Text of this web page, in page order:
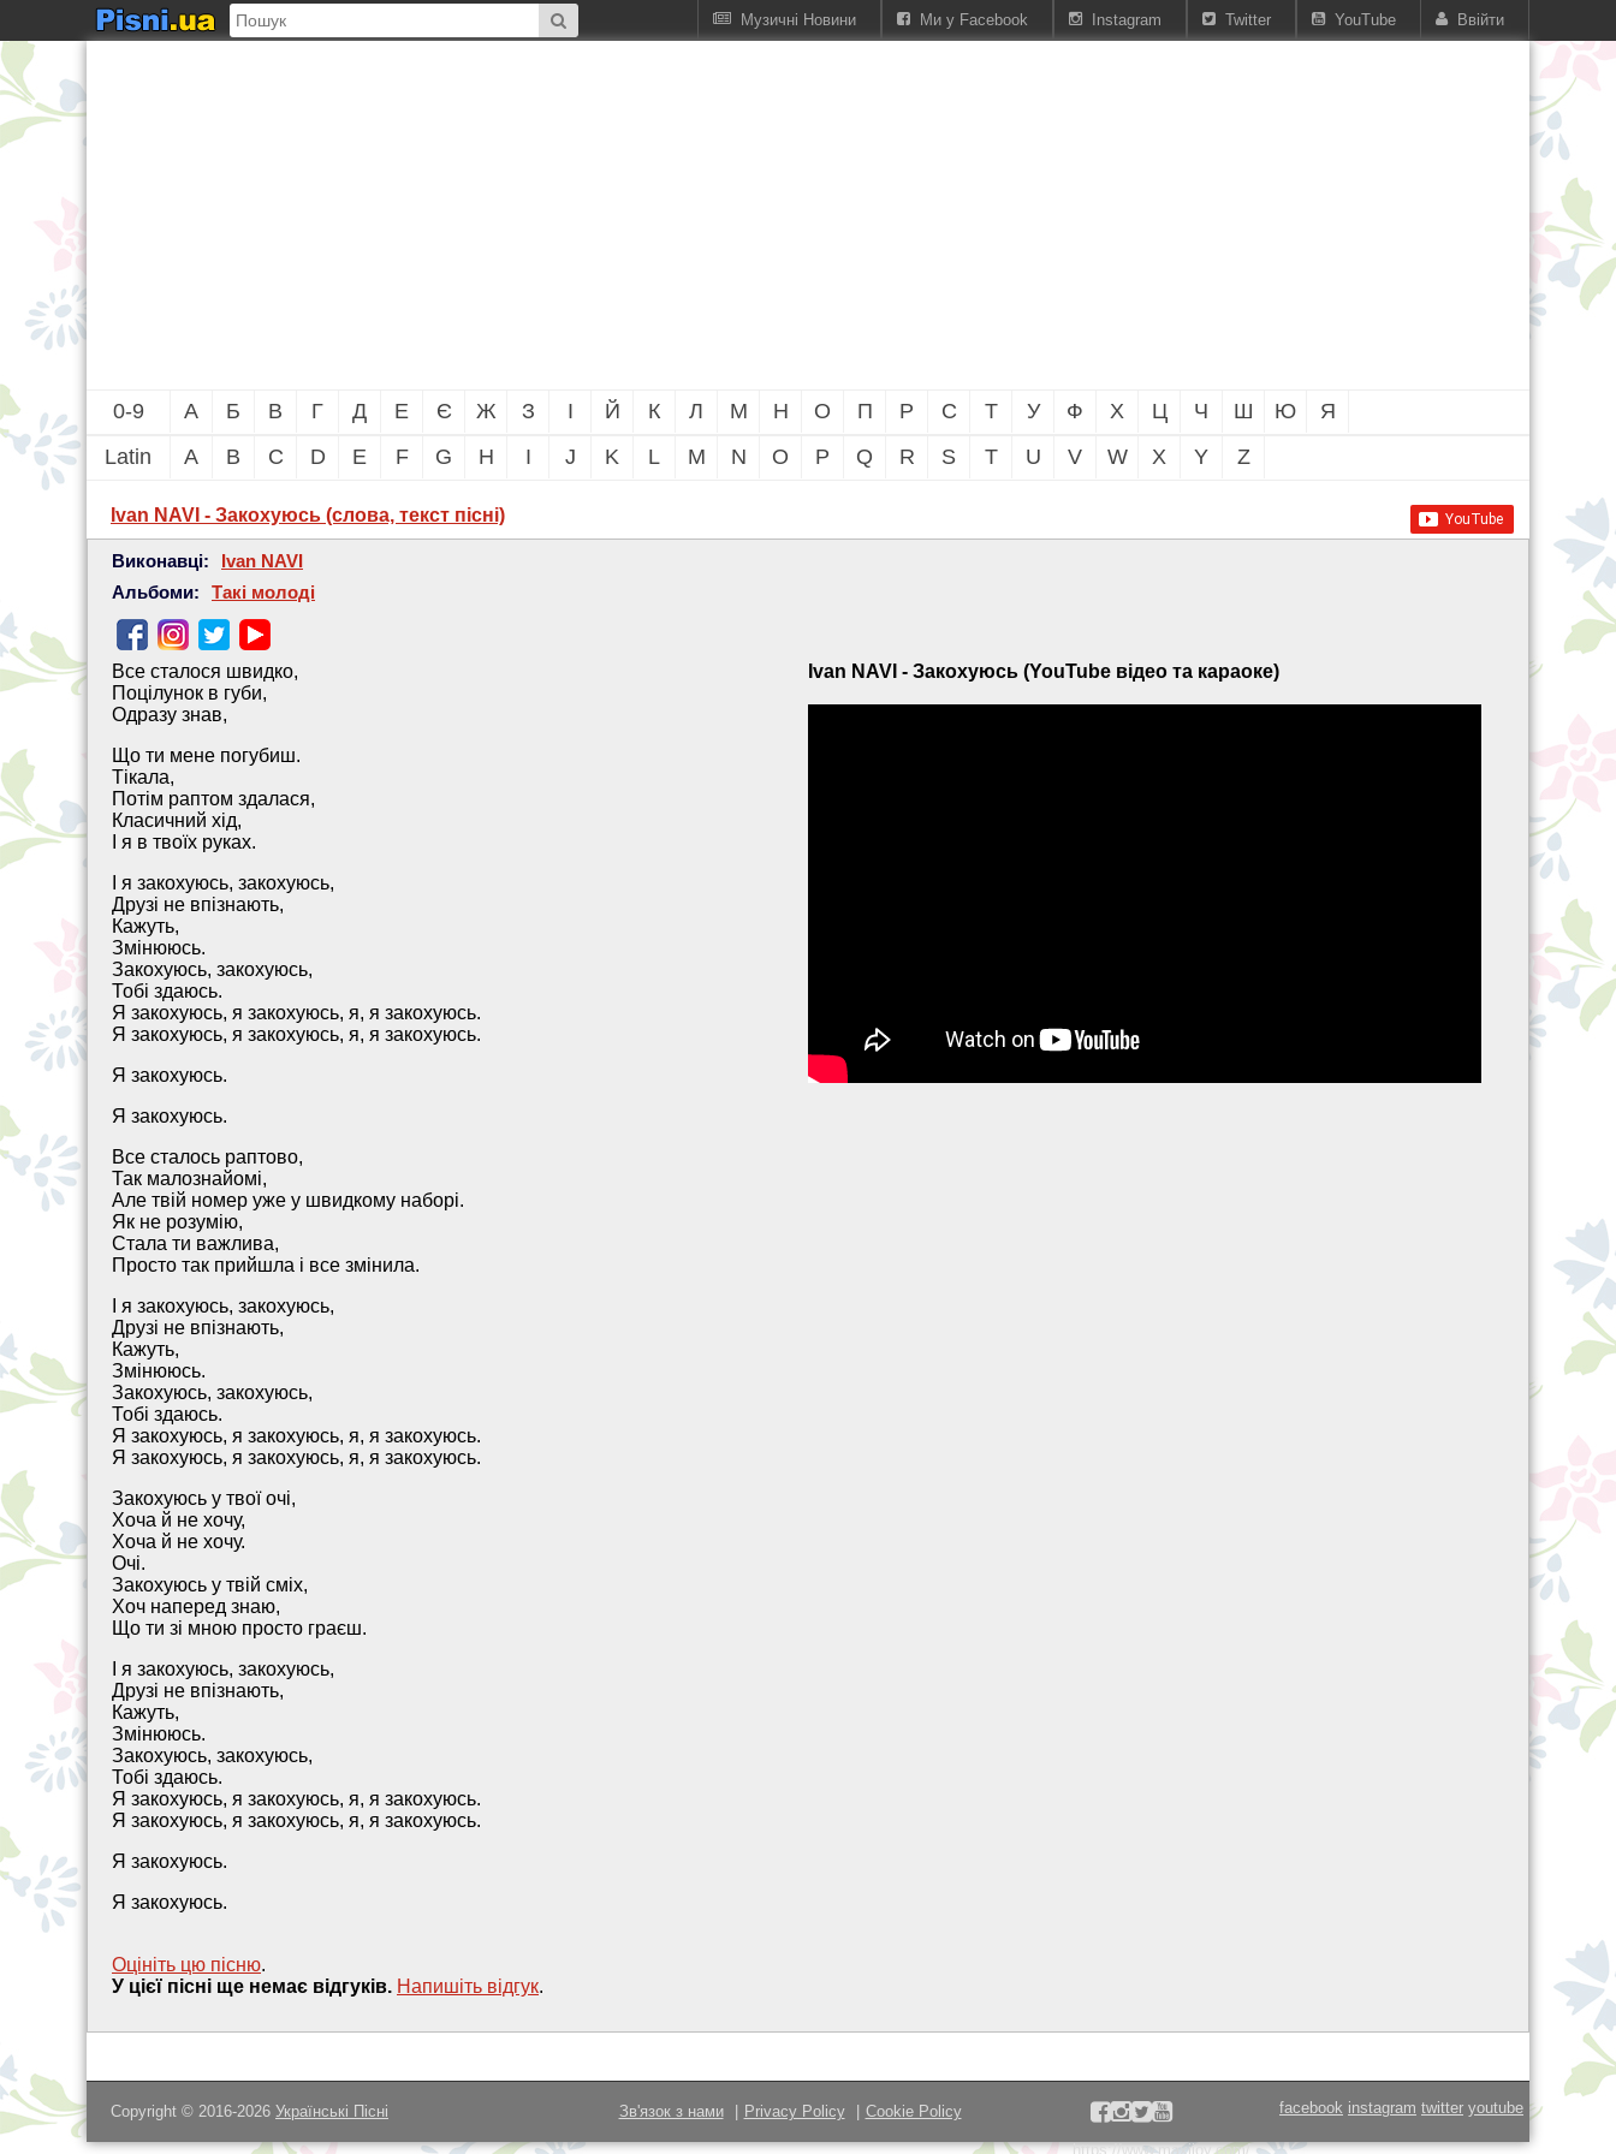
Ввійти
YouTube
Twitter
Instagram
Ми у Facebook
Музичні Новини
0-9 А Б В Г Д Е Є Ж З І Й К Л М Н О П Р С Т У Ф Х Ц Ч Ш Ю
Я
Latin
A B C D E F G H I J K L M N O P Q R S T U V W X Y Z
Ivan NAVI - Закохуюсь (слова, текст пісні)
Виконавці:
Ivan NAVI
Альбоми:
Такі молоді
Все сталося швидко,
Поцілунок в губи,
Одразу знав,
Що ти мене погубиш.
Тікала,
Потім раптом здалася,
Класичний хід,
І я в твоїх руках.
І я закохуюсь, закохуюсь,
Друзі не впізнають,
Кажуть,
Змінююсь.
Закохуюсь, закохуюсь,
Тобі здаюсь.
Я закохуюсь, я закохуюсь, я, я закохуюсь.
Я закохуюсь, я закохуюсь, я, я закохуюсь.
Я закохуюсь.
Я закохуюсь.
Все сталось раптово,
Так малознайомі,
Але твій номер уже у швидкому наборі.
Як не розумію,
Стала ти важлива,
Просто так прийшла і все змінила.
І я закохуюсь, закохуюсь,
Друзі не впізнають,
Кажуть,
Змінююсь.
Закохуюсь, закохуюсь,
Тобі здаюсь.
Я закохуюсь, я закохуюсь, я, я закохуюсь.
Я закохуюсь, я закохуюсь, я, я закохуюсь.
Закохуюсь у твої очі,
Хоча й не хочу,
Хоча й не хочу.
Очі.
Закохуюсь у твій сміх,
Хоч наперед знаю,
Що ти зі мною просто граєш.
І я закохуюсь, закохуюсь,
Друзі не впізнають,
Кажуть,
Змінююсь.
Закохуюсь, закохуюсь,
Тобі здаюсь.
Я закохуюсь, я закохуюсь, я, я закохуюсь.
Я закохуюсь, я закохуюсь, я, я закохуюсь.
Я закохуюсь.
Я закохуюсь.
Ivan NAVI - Закохуюсь (YouTube відео та караоке)
Оцініть цю пісню.
У цієї пісні ще немає відгуків. Напишiть вiдгук.
Copyright © 2016-2026 Українські Пісні Зв'язок з нами Privacy Policy Cookie Policy facebook instagram twitter youtube
https://www.maxijoy.com/